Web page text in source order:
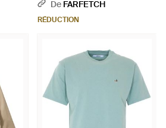
De FARFETCH
RÉDUCTION